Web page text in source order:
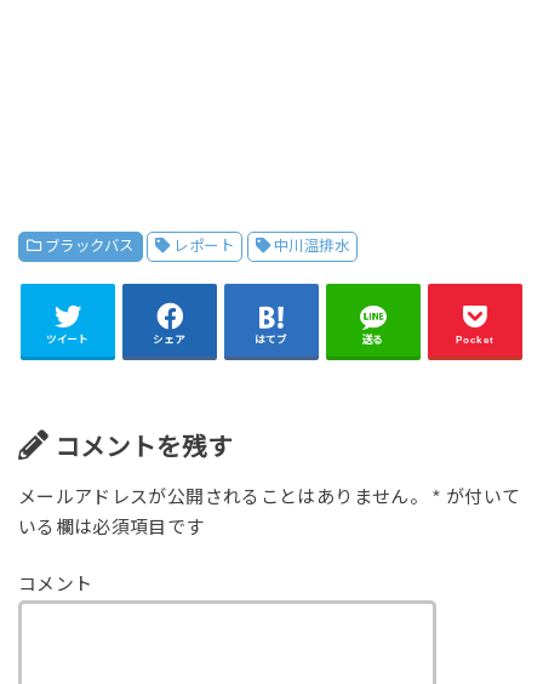
ブラックバス レポート 中川温排水
ツイート シェア はてブ 送る Pocket
コメントを残す
メールアドレスが公開されることはありません。 * が付いて
いる欄は必須項目です
コメント